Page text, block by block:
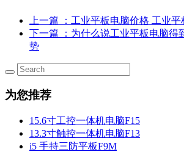
上一篇
：工业平板电脑价格 工业
下一篇
：为什么说工业平板电脑得
势
为您推荐
15.6寸工控一体机电脑F15
13.3寸触控一体机电脑F13
i5 手持三防平板F9M